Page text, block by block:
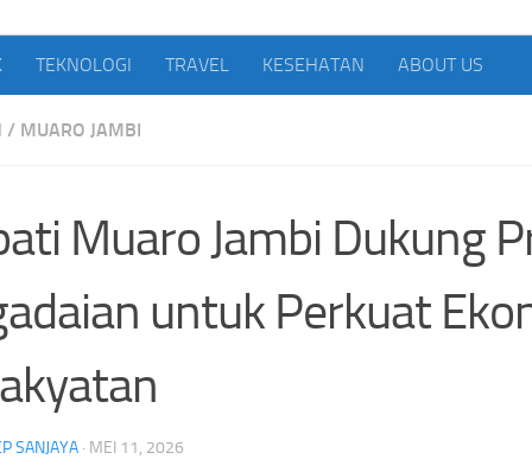
TEKNOLOGI TRAVEL KESEHATAN ABOUT US
/ MUARO JAMBI
Muaro Jambi Dukung
untuk Perkuat
SANJAYA · MEI 11, 2026